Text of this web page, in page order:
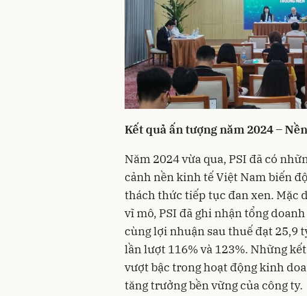
Kết quả ấn tượng năm 2024 –
Năm 2024 vừa qua, PSI đã có
cảnh nền kinh tế Việt Nam biến
thách thức tiếp tục đan xen. Mặc
vĩ mô, PSI đã ghi nhận tổng
cùng lợi nhuận sau thuế đạt 25,9
lần lượt 116% và 123%. Những
vượt bậc trong hoạt động kinh
tăng trưởng bền vững của công ty.